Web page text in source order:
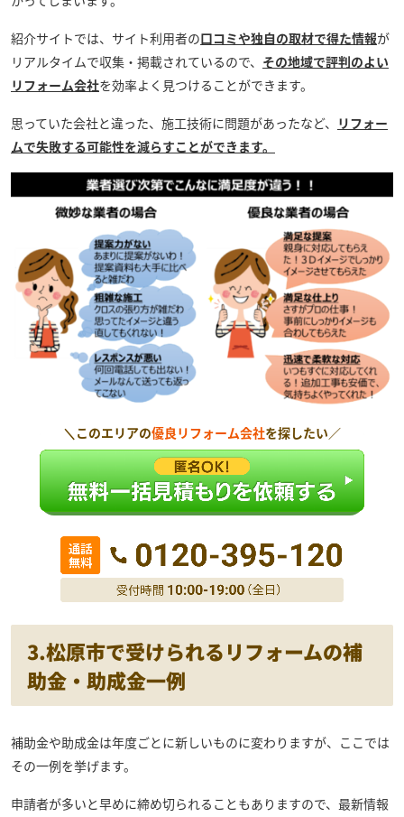
紹介サイトでは、サイト利用者の口コミや独自の取材で得た情報が
リアルタイムで収集・掲載されているので、 その地域で評判のよい
リフォーム会社を効率よく見つけることができます。
思っていた会社と違った、施工技術に問題があったなど、 リフォー
ムで失敗する可能性を減らすことができます。
＼このエリアの優良リフォーム会社を探したい／
3.松原市で受けられるリフォームの補
助金・助成金一例
補助金や助成金は年度ごとに新しいものに変わりますが、ここでは
その一例を挙げます。
申請者が多いと早めに締め切られることもありますので、最新情報